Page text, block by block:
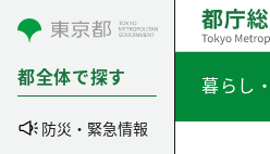
コンテンツにスキップ
都全体で探す
防災・緊急情報
暮らし